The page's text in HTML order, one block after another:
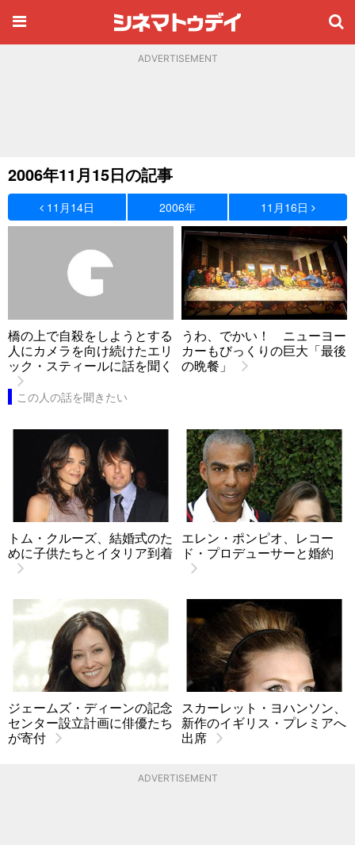
ADVERTISEMENT
2006年11月15日の記事
11月14日 2006年 11月16日
橋の上で自殺をしようとする
人にカメラを向け続けたエリ
ック・スティールに話を聞く
この人の話を聞きたい
うわ、でかい！ ニューヨー
カーもびっくりの巨大「最後
の晩餐」
トム・クルーズ、結婚式のた
めに子供たちとイタリア到着
エレン・ポンピオ、レコー
ド・プロデューサーと婚約
ジェームズ・ディーンの記念
センター設立計画に俳優たち
が寄付
スカーレット・ヨハンソン、
新作のイギリス・プレミアへ
出席
ADVERTISEMENT